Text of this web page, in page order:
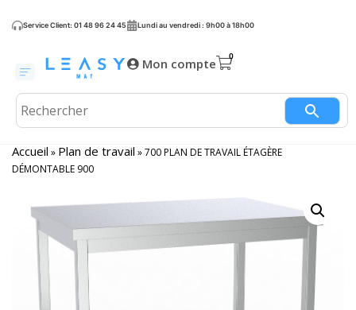
Service Client: 01 48 96 24 45 Lundi au vendredi : 9h00 à 18h00
Mon compte
Accueil » Plan de travail »700 PLAN DE TRAVAIL ÉTAGÈRE
DÉMONTABLE 900